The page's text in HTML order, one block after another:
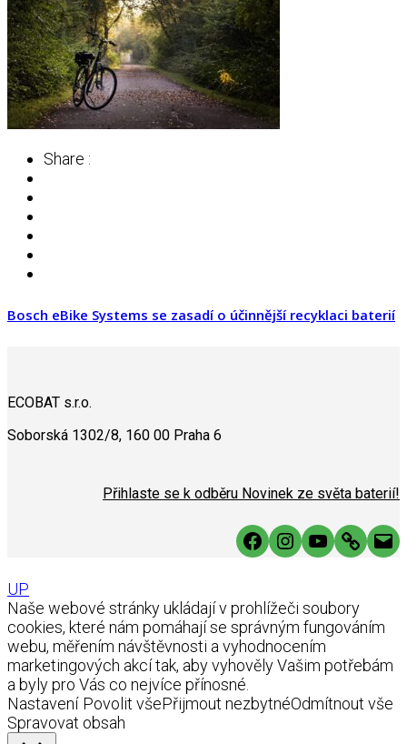
Share :
Bosch eBike Systems se zasadí o účinnější recyklaci baterií
ECOBAT s.r.o.
Soborská 1302/8, 160 00 Praha 6
Přihlaste se k odběru Novinek ze světa baterií!
Facebook
Instagram
YouTube
Link
UP
Naše webové stránky ukládají v prohlížeči soubory
cookies, které nám pomáhají se správným fungováním
webu, měřením návštěvnosti a vyhodnocením
marketingových akcí tak, aby vyhověly Vašim potřebám
a byly pro Vás co nejvíce přínosné.
Nastavení Povolit všePřijmout nezbytnéOdmítnout vše
Spravovat obsah